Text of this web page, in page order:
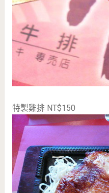
特製雞排 NT$150